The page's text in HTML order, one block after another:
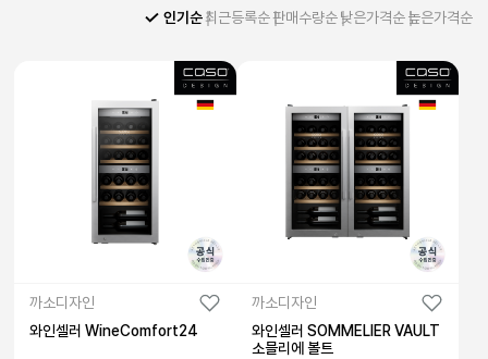
인기순최근등록순판매수량순낮은가격순높은가격순
까소디자인
와인셀러 WineComfort24
까소디자인
와인셀러 SOMMELIER VAULT
소믈리에 볼트